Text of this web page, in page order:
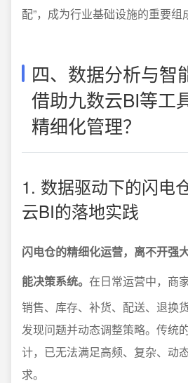
配”，成为行业基础设施的重要组
四、数据分析与智
借助九数云BI等工
精细化管理？
1. 数据驱动下的闪电
云BI的落地实践
闪电仓的精细化运营，离不开强
能决策系统。 在日常运营中，商
销售、库存、补货、配送、退换
发现问题并动态调整策略。传统
计，已无法满足高频、复杂、动
求。